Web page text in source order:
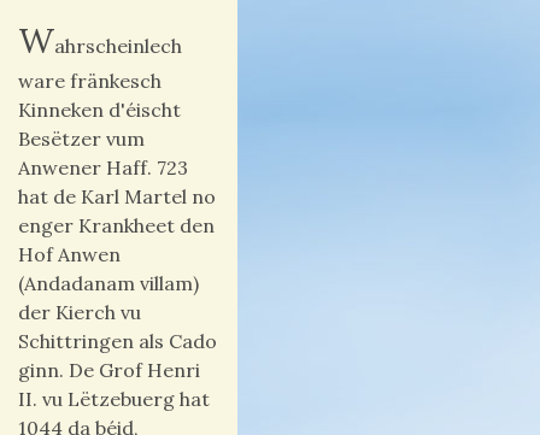
Wahrscheinlech
ware fränkesch
Kinneken d'éischt
Besëtzer vum
Anwener Haff. 723
hat de Karl Martel no
enger Krankheet den
Hof Anwen
(Andadanam villam)
der Kierch vu
Schittringen als Cado
ginn. De Grof Henri
II. vu Lëtzebuerg hat
1044 da béid,